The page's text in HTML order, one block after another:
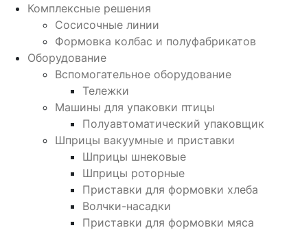
Комплексные решения
Сосисочные линии
Формовка колбас и полуфабрикатов
Оборудование
Вспомогательное оборудование
Тележки
Машины для упаковки птицы
Полуавтоматический упаковщик
Шприцы вакуумные и приставки
Шприцы шнековые
Шприцы роторные
Приставки для формовки хлеба
Волчки-насадки
Приставки для формовки мяса